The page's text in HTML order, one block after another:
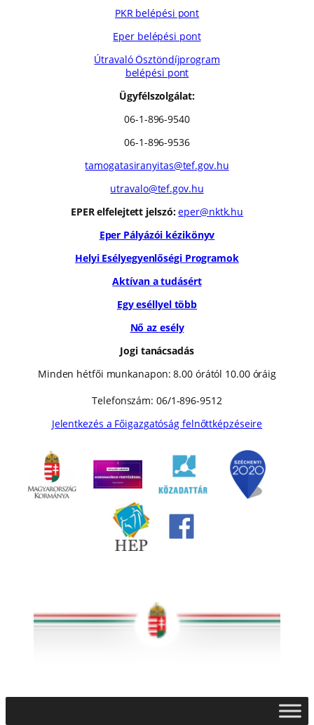
PKR belépési pont
Eper belépési pont
Útravaló Ösztöndíjprogram
belépési pont
Ügyfélszolgálat:
06-1-896-9540
06-1-896-9536
tamogatasiranyitas@tef.gov.hu
utravalo@tef.gov.hu
EPER elfelejtett jelszó: eper@nktk.hu
Eper Pályázói kézikönyv
Helyi Esélyegyenlőségi Programok
Aktívan a tudásért
Egy eséllyel több
Nő az esély
Jogi tanácsadás
Minden hétfői munkanapon: 8.00 órától 10.00 óráig
Telefonszám: 06/1-896-9512
Jelentkezés a Főigazgatóság felnőttképzéseire